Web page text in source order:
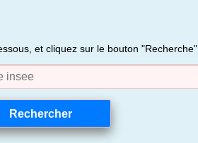
et cliquez sur le bouton "Recherche"